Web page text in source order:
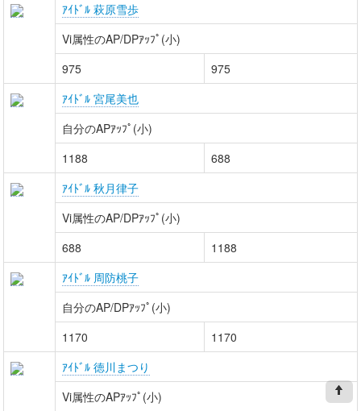
ｱｲﾄﾞﾙ 萩原雪歩
Vi属性のAP/DPｱｯﾌﾟ(小)
975
975
ｱｲﾄﾞﾙ 宮尾美也
自分のAPｱｯﾌﾟ(小)
1188
688
ｱｲﾄﾞﾙ 秋月律子
Vi属性のAP/DPｱｯﾌﾟ(小)
688
1188
ｱｲﾄﾞﾙ 周防桃子
自分のAP/DPｱｯﾌﾟ(小)
1170
1170
ｱｲﾄﾞﾙ 徳川まつり
Vi属性のAPｱｯﾌﾟ(小)